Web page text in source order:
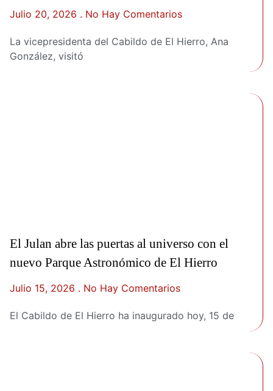
Julio 20, 2026 No Hay Comentarios
La vicepresidenta del Cabildo de El Hierro, Ana
González, visitó
El Julan abre las puertas al universo con el
nuevo Parque Astronómico de El Hierro
Julio 15, 2026 No Hay Comentarios
El Cabildo de El Hierro ha inaugurado hoy, 15 de